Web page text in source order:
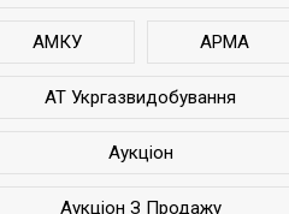
АМКУ АРМА
АТ Укргазвидобування
Аукціон
Аукціон З Продажу